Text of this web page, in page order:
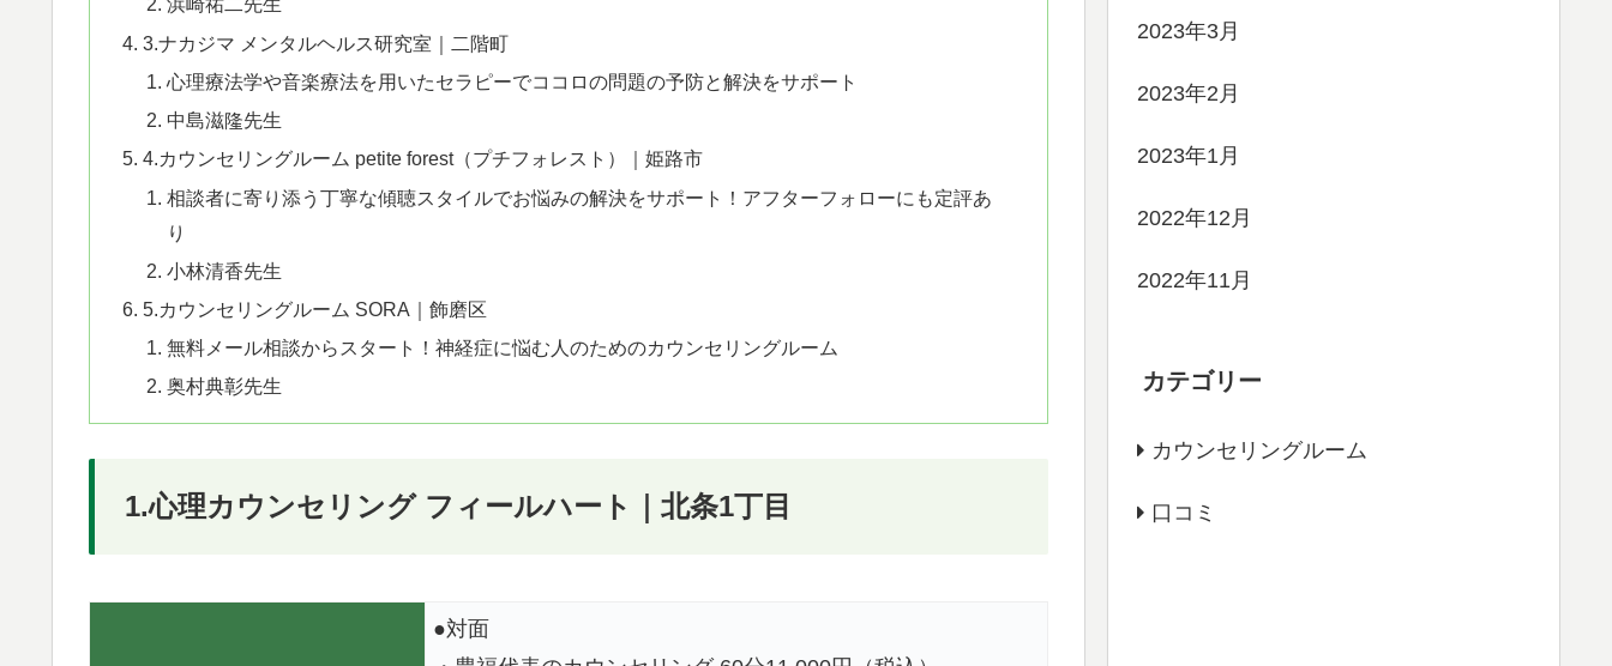
3.ナカジマ メンタルヘルス研究室｜二階町
心理療法学や音楽療法を用いたセラピーでココロの問題の予防と解決をサポート
中島滋隆先生
4.カウンセリングルーム petite forest（プチフォレスト）｜姫路市
相談者に寄り添う丁寧な傾聴スタイルでお悩みの解決をサポート！アフターフォローにも定評あ
り
小林清香先生
5.カウンセリングルーム SORA｜飾磨区
無料メール相談からスタート！神経症に悩む人のためのカウンセリングルーム
奥村典彰先生
1.心理カウンセリング フィールハート｜北条1丁目
●対面
2023年3月
2023年2月
2023年1月
2022年12月
2022年11月
カテゴリー
カウンセリングルーム
口コミ